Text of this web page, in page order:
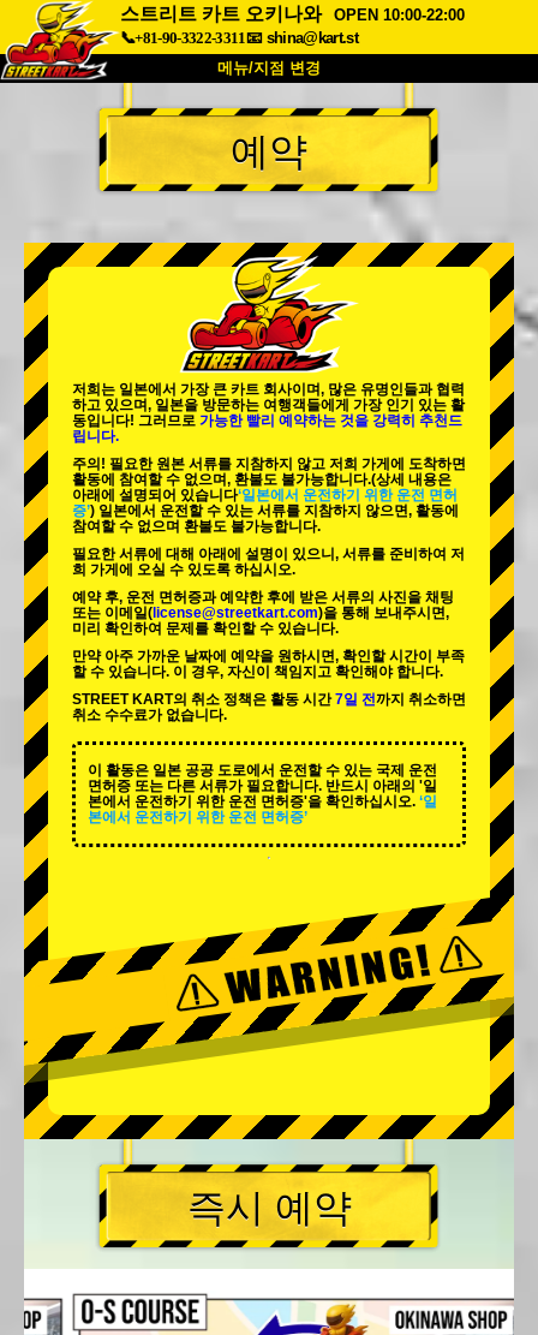
스트리트 카트 오키나와
OPEN 10:00-22:00
📞+81-90-3322-3311📧 shina@kart.st
메뉴/지점 변경
최상단
소개 사양 가격
회사 정보 예약
지점 변경
도쿄 시나가와 #1 도쿄 아키하바라#1
도쿄 아키하바라#2
도쿄 시부야 애넥스 도쿄 베이
도쿄 아사쿠사
오키나와
예약
저희는 일본에서 가장 큰 카트 회사이며, 많은 유명인들과 협력
하고 있으며, 일본을 방문하는 여행객들에게 가장 인기 있는 활
동입니다! 그러므로 가능한 빨리 예약하는 것을 강력히 추천드
립니다.
주의! 필요한 원본 서류를 지참하지 않고 저희 가게에 도착하면
활동에 참여할 수 없으며, 환불도 불가능합니다.(상세 내용은
아래에 설명되어 있습니다‘일본에서 운전하기 위한 운전 면허
증’) 일본에서 운전할 수 있는 서류를 지참하지 않으면, 활동에
참여할 수 없으며 환불도 불가능합니다.
필요한 서류에 대해 아래에 설명이 있으니, 서류를 준비하여 저
희 가게에 오실 수 있도록 하십시오.
예약 후, 운전 면허증과 예약한 후에 받은 서류의 사진을 채팅
또는 이메일( license@streetkart.com)을 통해 보내주시면,
미리 확인하여 문제를 확인할 수 있습니다.
만약 아주 가까운 날짜에 예약을 원하시면, 확인할 시간이 부족
할 수 있습니다. 이 경우, 자신이 책임지고 확인해야 합니다.
STREET KART의 취소 정책은 활동 시간7일 전까지 취소하면
취소 수수료가 없습니다.
이 활동은 일본 공공 도로에서 운전할 수 있는 국제 운전
면허증 또는 다른 서류가 필요합니다. 반드시 아래의 '일
본에서 운전하기 위한 운전 면허증'을 확인하십시오. ‘일
본에서 운전하기 위한 운전 면허증’
즉시 예약